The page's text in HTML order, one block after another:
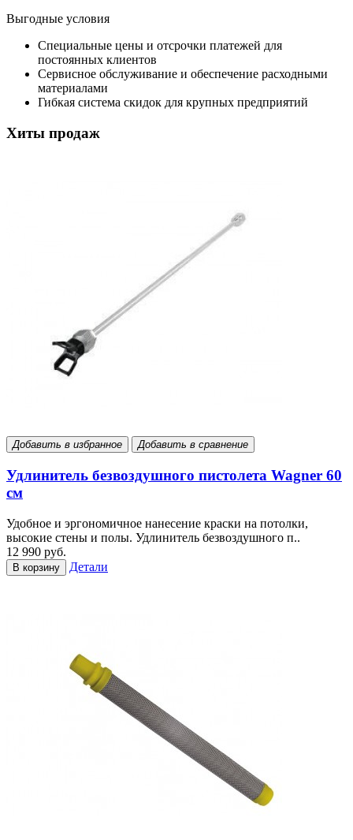
Выгодные условия
Специальные цены и отсрочки платежей для
постоянных клиентов
Сервисное обслуживание и обеспечение расходными
материалами
Гибкая система скидок для крупных предприятий
Хиты продаж
Добавить в избранное Добавить в сравнение
Удлинитель безвоздушного пистолета Wagner 60
см
Удобное и эргономичное нанесение краски на потолки,
высокие стены и полы. Удлинитель безвоздушного п..
12 990 руб.
В корзину Детали